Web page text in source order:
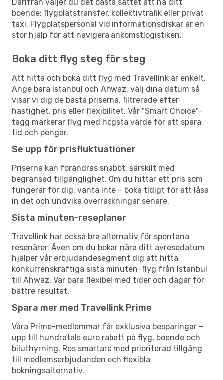
Därifrån väljer du det bästa sättet att nå ditt
boende: flygplatstransfer, kollektivtrafik eller privat
taxi. Flygplatspersonal vid informationsdiskar är en
stor hjälp för att navigera ankomstlogistiken.
Boka ditt flyg steg för steg
Att hitta och boka ditt flyg med Travellink är enkelt.
Ange bara Istanbul och Ahwaz, välj dina datum så
visar vi dig de bästa priserna, filtrerade efter
hastighet, pris eller flexibilitet. Vår "Smart Choice"-
tagg markerar flyg med högsta värde för att spara
tid och pengar.
Se upp för prisfluktuationer
Priserna kan förändras snabbt, särskilt med
begränsad tillgänglighet. Om du hittar ett pris som
fungerar för dig, vänta inte – boka tidigt för att låsa
in det och undvika överraskningar senare.
Sista minuten-reseplaner
Travellink har också bra alternativ för spontana
resenärer. Även om du bokar nära ditt avresedatum
hjälper vår erbjudandesegment dig att hitta
konkurrenskraftiga sista minuten-flyg från Istanbul
till Ahwaz. Var bara flexibel med tider och dagar för
bättre resultat.
Spara mer med Travellink Prime
Våra Prime-medlemmar får exklusiva besparingar –
upp till hundratals euro rabatt på flyg, boende och
biluthyrning. Res smartare med prioriterad tillgång
till medlemserbjudanden och flexibla
bokningsalternativ.